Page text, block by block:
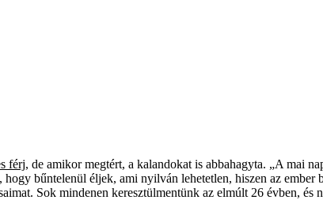
férj, de amikor megtért, a kalandokat is abbahagyta. „A mai
bűntelenül éljek, ami nyilván lehetetlen, hiszen az
Sok mindenen keresztülmentünk az elmúlt 26 évben,